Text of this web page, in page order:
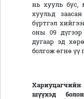
нь хууль бус,
хуульд
бүртгэл
оны 09
дугаар эд
болгож өгнө үү
шүүхэд